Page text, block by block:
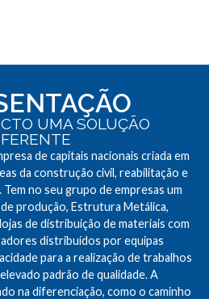
UMA SOLUÇÃO
de capitais nacionais criada em
da construção civil, reabilitação e
no seu grupo de empresas um
produção, Estrutura Metálica,
de distribuição de materiais com
distribuídos por equipas
para a realização de trabalhos
padrão de qualidade. A
na diferenciação, como o caminho